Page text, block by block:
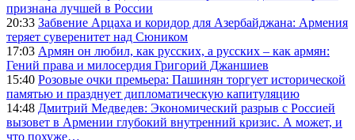
признана лучшей в России
20:33 Забвение Арцаха и коридор для Азербайджана: Армения
теряет суверенитет над Сюником
17:03 Армян он любил, как русских, а русских – как армян:
Гений права и милосердия Григорий Джаншиев
15:40 Розовые очки премьера: Пашинян торгует исторической
памятью и празднует дипломатическую капитуляцию
14:48 Дмитрий Медведев: Экономический разрыв с Россией
вызовет в Армении глубокий внутренний кризис. А может, и
что похуже…